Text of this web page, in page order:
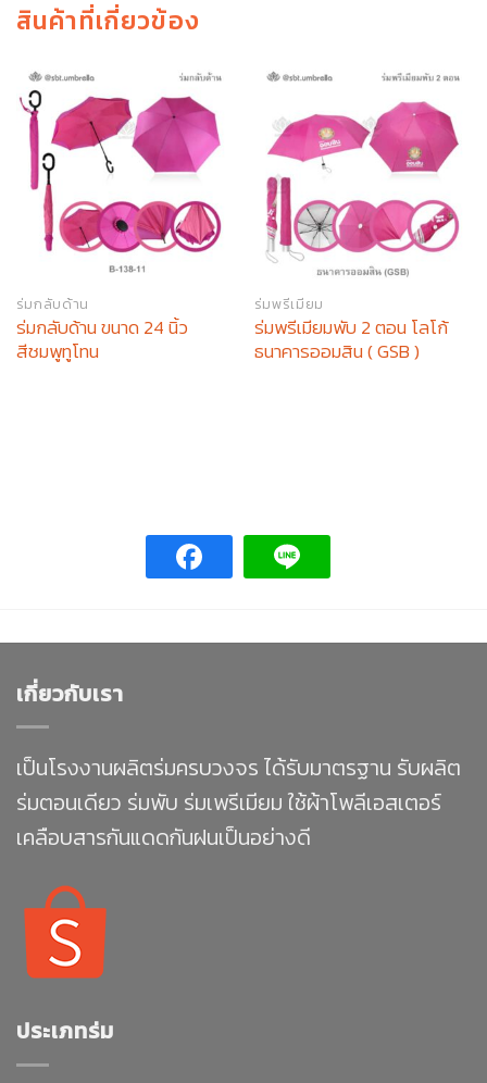
สินค้าที่เกี่ยวข้อง
ร่มกลับด้าน
ร่มกลับด้าน ขนาด 24 นิ้ว
สีชมพูทูโทน
ร่มพรีเมียม
ร่มพรีเมียมพับ 2 ตอน โลโก้
ธนาคารออมสิน ( GSB )
เกี่ยวกับเรา
เป็นโรงงานผลิตร่มครบวงจร ได้รับมาตรฐาน รับผลิต
ร่มตอนเดียว ร่มพับ ร่มเพรีเมียม ใช้ผ้าโพลีเอสเตอร์
เคลือบสารกันแดดกันฝนเป็นอย่างดี
ประเภทร่ม